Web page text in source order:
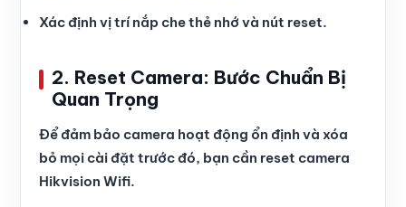
Xác định vị trí nắp che thẻ nhớ và nút reset.
2. Reset Camera: Bước Chuẩn Bị
Quan Trọng
Để đảm bảo camera hoạt động ổn định và xóa
bỏ mọi cài đặt trước đó, bạn cần reset camera
Hikvision Wifi.